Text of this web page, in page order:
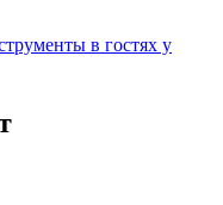
в гостях у